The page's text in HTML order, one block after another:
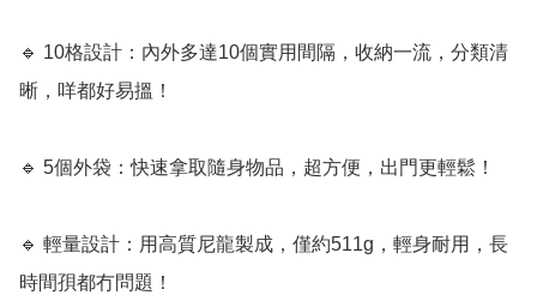
🔹 10格設計：內外多達10個實用間隔，收納一流，分類清
晰，咩都好易搵！
🔹 5個外袋：快速拿取隨身物品，超方便，出門更輕鬆！
🔹 輕量設計：用高質尼龍製成，僅約511g，輕身耐用，長
時間孭都冇問題！